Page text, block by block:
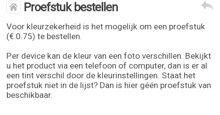
Proefstuk bestellen
Voor kleurzekerheid is het mogelijk om een proefstuk
(€ 0.75) te bestellen.
Per device kan de kleur van een foto verschillen. Bekijkt
u het product via een telefoon of computer, dan is er al
een tint verschil door de kleurinstellingen. Staat het
proefstuk niet in de lijst? Dan is hier géén proefstuk van
beschikbaar.